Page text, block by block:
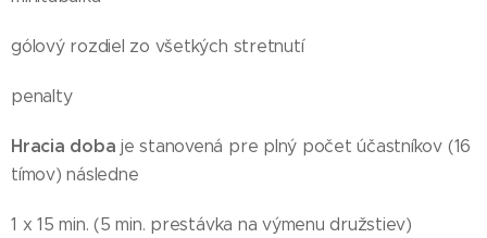
gólový rozdiel zo všetkých stretnutí
penalty
Hracia doba je stanovená pre plný počet účastníkov (16
tímov) následne
1 x 15 min. (5 min. prestávka na výmenu družstiev)